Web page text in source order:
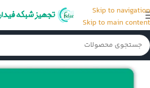
Skip to navigation
Skip to main content
خانه/هارد سرور HP /هارد SSD سرور